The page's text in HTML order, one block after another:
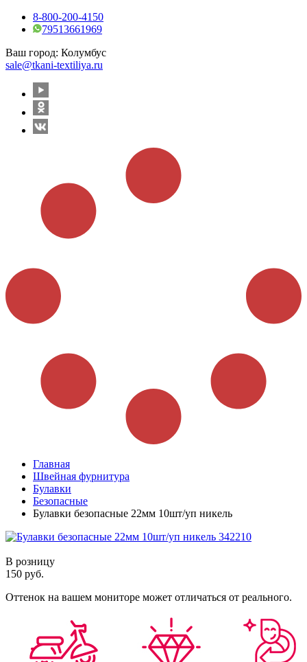
8-800-200-4150
79513661969
Ваш город: Колумбус
sale@tkani-textiliya.ru
Главная
Швейная фурнитура
Булавки
Безопасные
Булавки безопасные 22мм 10шт/уп никель
В розницу
150 руб.
Оттенок на вашем мониторе может отличаться от реального.